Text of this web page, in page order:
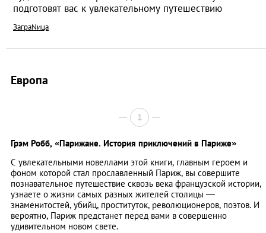
подготовят вас к увлекательному путешествию
ЗаграNица
Европа
1
Грэм Робб, «Парижане. История приключений в Париже»
С увлекательными новеллами этой книги, главным героем и
фоном которой стал прославленный Париж, вы совершите
познавательное путешествие сквозь века французской истории,
узнаете о жизни самых разных жителей столицы —
знаменитостей, убийц, проституток, революционеров, поэтов. И
вероятно, Париж предстанет перед вами в совершенно
удивительном новом свете.